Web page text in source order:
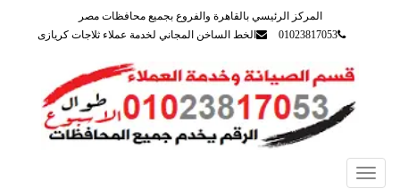
المركز الرئيسي بالقاهرة والفروع بجميع محافظات مصر
01023817053
الخط الساخن المجاني لخدمة عملاء ثلاجات كريازى
Toggle